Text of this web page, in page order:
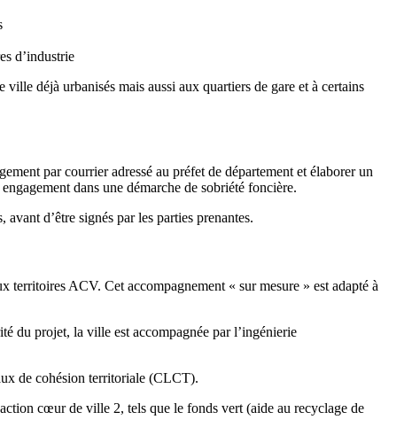
d’industrie
déjà urbanisés mais aussi aux quartiers de gare et à certains
par courrier adressé au préfet de département et élaborer un
dans une démarche de sobriété foncière.
d’être signés par les parties prenantes.
ACV. Cet accompagnement « sur mesure » est adapté à
du projet, la ville est accompagnée par l’ingénierie
de cohésion territoriale (CLCT).
cœur de ville 2, tels que le fonds vert (aide au recyclage de